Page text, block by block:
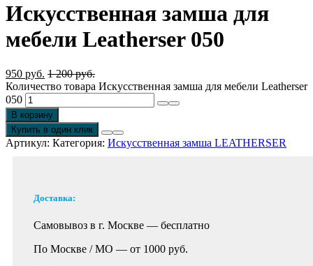
Искусственная замша для
мебели Leatherser 050
950 руб. 1 200руб.
Количество товара Искусственная замша для мебели Leatherser
050
В корзину
Купить в один клик
Артикул: Категория: Искусственная замша LEATHERSER
Доставка:
Самовывоз в г. Москве — бесплатно
По Москве / МО — от 1000 руб.